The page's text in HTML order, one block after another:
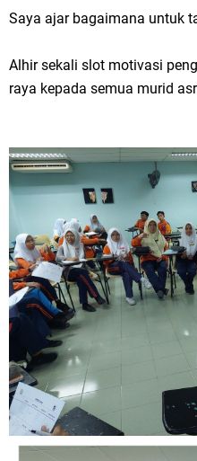
Saya ajar bagaimana untuk
Alhir sekali slot motivasi
raya kepada semua murid